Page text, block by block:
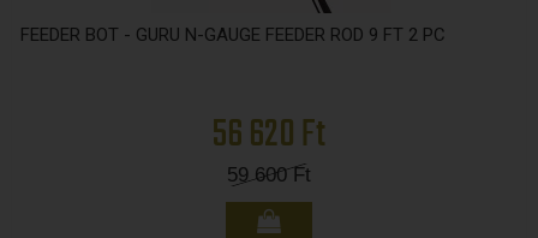
FEEDER BOT - GURU N-GAUGE FEEDER ROD 9 FT 2 PC
56 620 Ft
59 600Ft